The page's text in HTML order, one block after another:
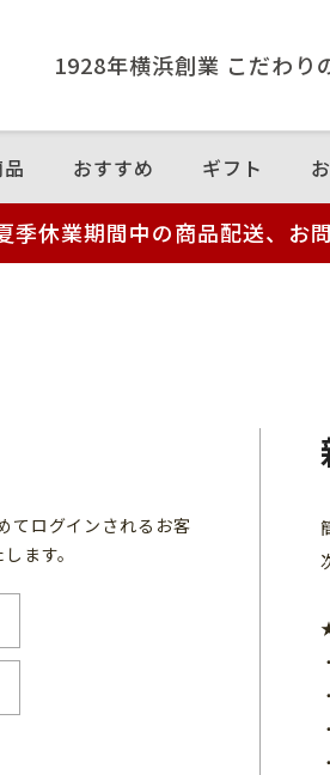
1928年横浜創業 こだわり
おすすめ ギフト
季休業期間中の商品配送、お
てログインされるお客
ます。